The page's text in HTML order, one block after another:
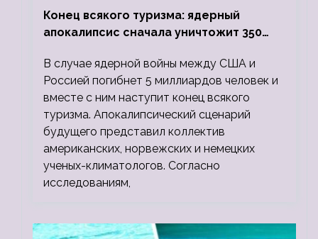
Конец всякого туризма: ядерный
апокалипсис сначала уничтожит 350
людей
В случае ядерной войны между США и
Россией погибнет 5 миллиардов человек и
вместе с ним наступит конец всякого
туризма. Апокалипсический сценарий
будущего представил коллектив
американских, норвежских и немецких
ученых-климатологов. Согласно
исследованиям,